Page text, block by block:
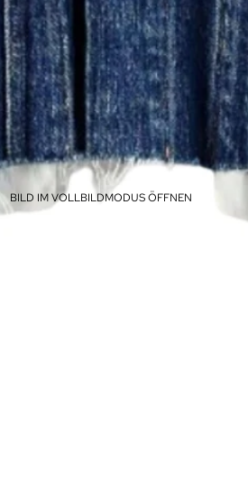
BILD IM VOLLBILDMODUS ÖFFNEN